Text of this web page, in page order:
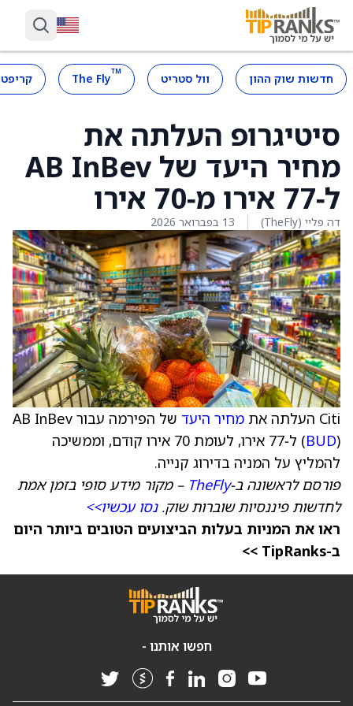
חדשות שוק ההון וול סטריט ™
The Fly
סיטיגרופ העלתה את
מחיר היעד של AB InBev
ל‑77 אירו מ‑70 אירו
דה פליי (TheFly) 13 בפברואר 2026
Citi העלתה את מחיר היעד
של הפירמה עבור AB InBev
(BUD
) ל‑77 אירו, לעומת 70 אירו קודם, וממשיכה
להמליץ על המניה בדירוג קנייה.
פורסם לראשונה ב-TheFly – מקור מידע סופי בזמן אמת
לחדשות פיננסיות שוברות שוק.נסו עכשיו>>
ראו את המניות בעלות הביצועים הטובים ביותר היום
ב-TipRanks >>
חפשו אותנו -